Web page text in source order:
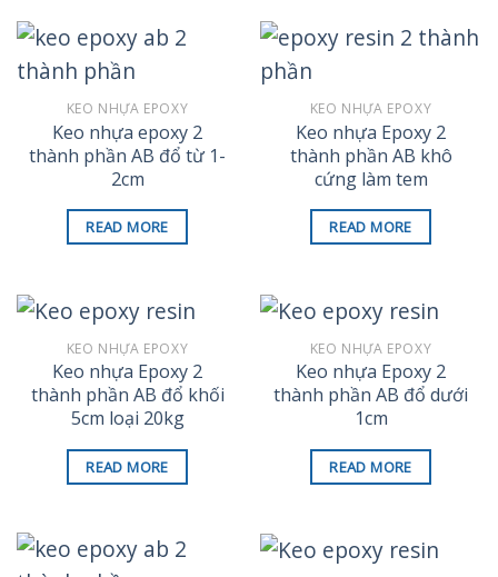
KEO NHỰA EPOXY
Keo nhựa epoxy 2
thành phần AB đổ từ 1-
2cm
READ MORE
KEO NHỰA EPOXY
Keo nhựa Epoxy 2
thành phần AB khô
cứng làm tem
READ MORE
KEO NHỰA EPOXY
Keo nhựa Epoxy 2
thành phần AB đổ khối
5cm loại 20kg
READ MORE
KEO NHỰA EPOXY
Keo nhựa Epoxy 2
thành phần AB đổ dưới
1cm
READ MORE